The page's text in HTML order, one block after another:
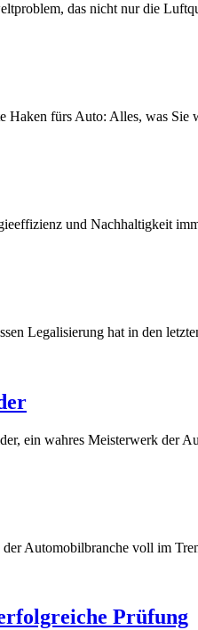
das ⁣nicht nur⁢ die
fürs Auto: Alles, was Sie
und⁤ Nachhaltigkeit
Legalisierung hat​ in den
ein⁣ wahres Meisterwerk der
Automobilbranche⁤ voll im
Prüfung